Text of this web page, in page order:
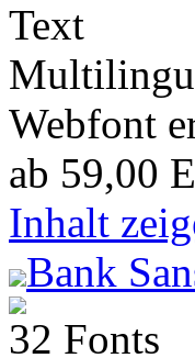
Text
Webfont
ab 59,00
Inhalt
Bank
32 Fonts